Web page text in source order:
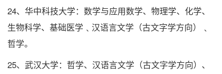
24、华中科技大学：数学与应用数学、物理学、化学、
生物科学、基础医学﹑汉语言文学（古文字学方向）﹑
哲学。
25、武汉大学：哲学、汉语言文学（古文字学方向）、